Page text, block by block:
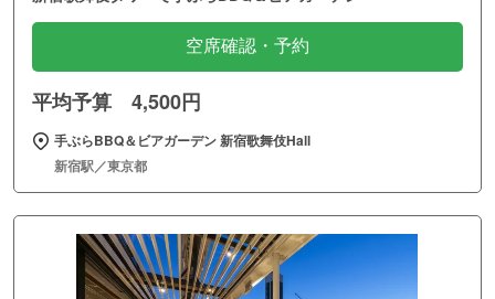
空席確認・予約
平均予算 4,500円
手ぶらBBQ＆ビアガーデン 新宿歌舞伎Hall
新宿駅／東京都